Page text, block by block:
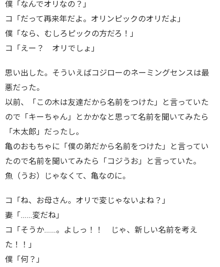
僕「なんでオリなの？」
コ「だって再来年だよ。オリンピックのオリだよ」
僕「なら、むしろピックの方だろ！」
コ「えー？ オリでしょ」
思い出した。そういえばコジローのネーミングセンスは最
悪だった。
以前、「この木は友達だから名前をつけた」と言っていた
ので「キーちゃん」とかかなと思って名前を聞いてみたら
「木太郎」だったし。
亀のおもちゃに「僕の弟だから名前をつけた」と言ってい
たので名前を聞いてみたら「コジうお」と言っていた。
魚（うお）じゃなくて、亀なのに。
コ「ね、お母さん。オリで変じゃないよね？」
妻「……変だね」
コ「そうか……。よしっ！！ じゃ、新しい名前を考え
た！！」
僕「何？」